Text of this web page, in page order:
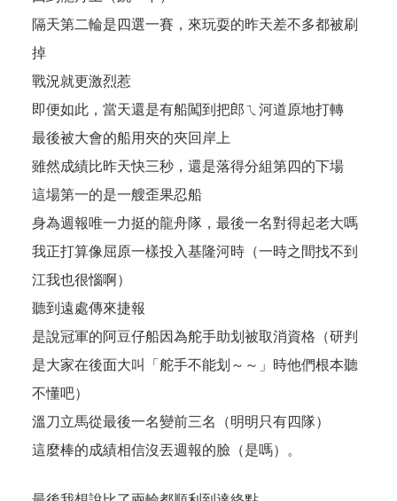
隔天第二輪是四選一賽，來玩耍的昨天差不多都被刷
掉
戰況就更激烈惹
即便如此，當天還是有船闖到把郎ㄟ河道原地打轉
最後被大會的船用夾的夾回岸上
雖然成績比昨天快三秒，還是落得分組第四的下場
這場第一的是一艘歪果忍船
身為週報唯一力挺的龍舟隊，最後一名對得起老大嗎
我正打算像屈原一樣投入基隆河時（一時之間找不到
江我也很惱啊）
聽到遠處傳來捷報
是說冠軍的阿豆仔船因為舵手助划被取消資格（研判
是大家在後面大叫「舵手不能划～～」時他們根本聽
不懂吧）
溫刀立馬從最後一名變前三名（明明只有四隊）
這麼棒的成績相信沒丟週報的臉（是嗎）。